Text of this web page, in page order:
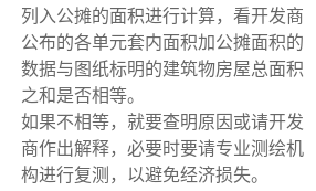
列入公摊的面积进行计算，看开发商
公布的各单元套内面积加公摊面积的
数据与图纸标明的建筑物房屋总面积
之和是否相等。
如果不相等，就要查明原因或请开发
商作出解释，必要时要请专业测绘机
构进行复测，以避免经济损失。